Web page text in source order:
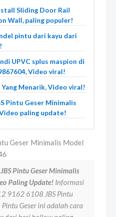
Sliding Door Rail
Wall, paling populer!
pintu dari kayu dari
UPVC splus maspion di
Video viral!
Menarik, Video viral!
Pintu Geser Minimalis
paling update!
Geser Minimalis Model
Pintu Geser Minimalis
Paling Update! Informasi
9162 6108 JBS Pintu
Geser ini adalah cara